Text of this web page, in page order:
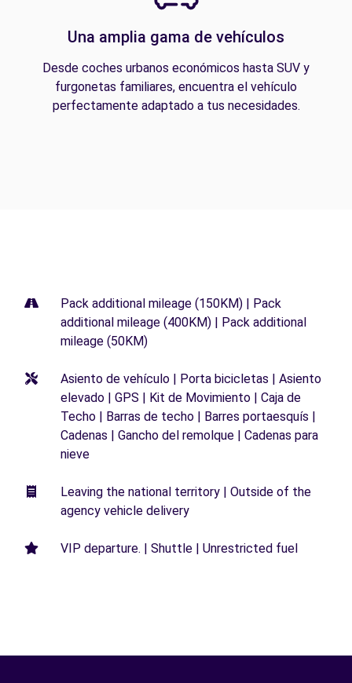
Una amplia gama de vehículos
Desde coches urbanos económicos hasta SUV y
furgonetas familiares, encuentra el vehículo
perfectamente adaptado a tus necesidades.
Pack additional mileage (150KM) | Pack
additional mileage (400KM) | Pack additional
mileage (50KM)
Asiento de vehículo | Porta bicicletas | Asiento
elevado | GPS | Kit de Movimiento | Caja de
Techo | Barras de techo | Barres portaesquís |
Cadenas | Gancho del remolque | Cadenas para
nieve
Leaving the national territory | Outside of the
agency vehicle delivery
VIP departure. | Shuttle | Unrestricted fuel